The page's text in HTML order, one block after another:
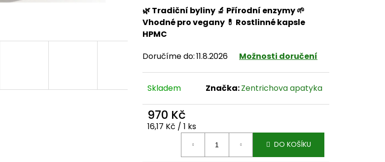
🌿 Tradiční byliny 🔬 Přírodní enzymy 🌱
Vhodné pro vegany 💊 Rostlinné kapsle
HPMC
Doručíme do:11.8.2026 Možnosti doručení
Skladem Značka:Zentrichova apatyka
970 Kč
Měrná cena:
16,17 Kč / 1 ks
DO KOŠÍKU